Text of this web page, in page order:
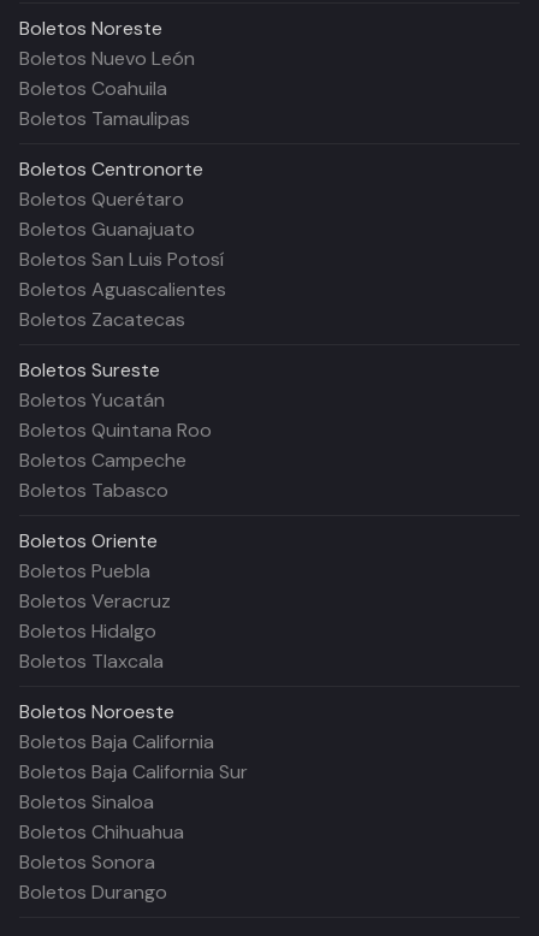
Boletos Noreste
Boletos Nuevo León
Boletos Coahuila
Boletos Tamaulipas
Boletos Centronorte
Boletos Querétaro
Boletos Guanajuato
Boletos San Luis Potosí
Boletos Aguascalientes
Boletos Zacatecas
Boletos Sureste
Boletos Yucatán
Boletos Quintana Roo
Boletos Campeche
Boletos Tabasco
Boletos Oriente
Boletos Puebla
Boletos Veracruz
Boletos Hidalgo
Boletos Tlaxcala
Boletos Noroeste
Boletos Baja California
Boletos Baja California Sur
Boletos Sinaloa
Boletos Chihuahua
Boletos Sonora
Boletos Durango